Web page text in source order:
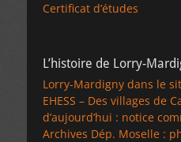
Certificat d’études
L’histoire de Lorry-
Lorry-Mardigny dans le
EHESS – Des villages de
d’aujourd’hui : notice
Archives Dép. Moselle :